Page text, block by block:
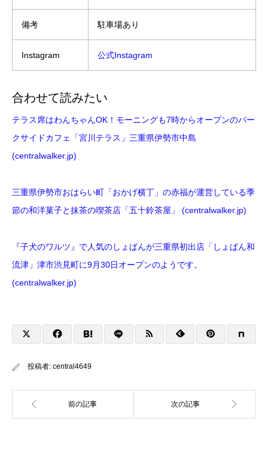
備考 駐車場あり
Instagram 公式Instagram
合わせて読みたい
テラス席はわんちゃんOK！モーニングも7時からオープンのパー
クサイドカフェ「宮川テラス」三重県伊勢市中島
(centralwalker.jp)
三重県伊勢市おはらい町「おかげ横丁」の赤福が運営している季
節の和洋菓子と抹茶の喫茶店「五十鈴茶屋」 (centralwalker.jp)
『子犬のワルツ』で人気のしょぱんが三重県初出店「しょぱん和
流津」津市渋見町に9月30日オープンのようです。
(centralwalker.jp)
投稿者: central4649